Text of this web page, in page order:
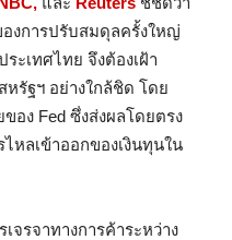
งการปรับสมดุลครั้งใหญ่
ะเทศไทย จึงต้องเฝ้า
รัฐฯ อย่างใกล้ชิด โดย
อง Fed ซึ่งส่งผลโดยตรง
หลเข้าออกของเงินทุนใน
จรจาทางการค้าระหว่าง